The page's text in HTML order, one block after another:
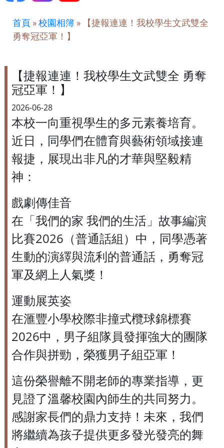
首頁 »校園相簿 »
【捷報連連！我校學生文武雙全
勇奪冠亞軍！】
【捷報連連！我校學生文武雙全 勇奪
冠亞軍！】
2026-06-28
本校一向重視學生的多元素養培育。
近日，同學們在體育與藝術領域接連
報捷，展現出非凡的才華與堅毅精
神：
戲劇傳佳音
在「我們的家 我們的生活」故事編演
比賽2026（普通話組）中，同學憑著
生動的演繹與流利的普通話，勇奪冠
軍及網上人氣獎！
運動展英姿
在滙豐小學校際非撞式欖球錦標賽
2026中，男子組隊員發揮強大的團隊
合作與拼勁，榮獲男子組亞軍！
這份榮譽離不開老師的專業指導，更
見證了溫馨校園內師生的共同努力。
感謝家長們的鼎力支持！未來，我們
將繼續為孩子提供更多發光發亮的舞